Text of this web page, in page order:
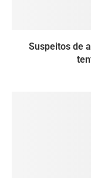
Suspeitos de